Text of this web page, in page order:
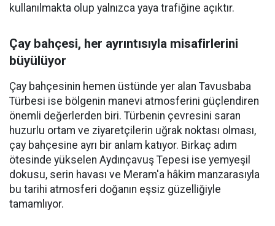
kullanılmakta olup yalnızca yaya trafiğine açıktır.
Çay bahçesi, her ayrıntısıyla misafirlerini
büyülüyor
Çay bahçesinin hemen üstünde yer alan Tavusbaba
Türbesi ise bölgenin manevi atmosferini güçlendiren
önemli değerlerden biri. Türbenin çevresini saran
huzurlu ortam ve ziyaretçilerin uğrak noktası olması,
çay bahçesine ayrı bir anlam katıyor. Birkaç adım
ötesinde yükselen Aydınçavuş Tepesi ise yemyeşil
dokusu, serin havası ve Meram'a hâkim manzarasıyla
bu tarihi atmosferi doğanın eşsiz güzelliğiyle
tamamlıyor.